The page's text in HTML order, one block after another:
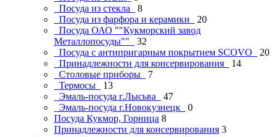
Посуда из стекла
8
Посуда из фарфора и керамики
20
Посуда ОАО ""Кукморский завод
Металлопосуды""
32
Посуда с антипригарным покрытием SCOVO
20
Принадлежности для консервирования
14
Столовые приборы
7
Термосы
13
Эмаль-посуда г.Лысьва
47
Эмаль-посуда г.Новокузнецк
0
Посуда Кукмор, Горница 8
Принадлежности для консервирования 3